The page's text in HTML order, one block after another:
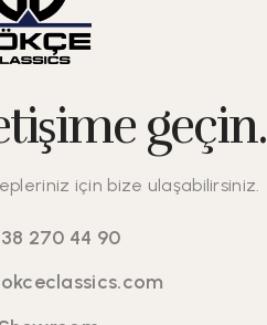
geçin.
için bize ulaşabilirsiniz.
270 44 90